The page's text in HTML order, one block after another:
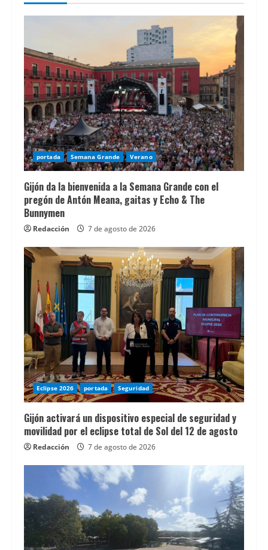
portada Semana Grande Verano
Gijón da la bienvenida a la Semana Grande con el
pregón de Antón Meana, gaitas y Echo & The
Bunnymen
Redacción 7 de agosto de 2026
Eclipse 2026 portada Seguridad
Gijón activará un dispositivo especial de seguridad y
movilidad por el eclipse total de Sol del 12 de agosto
Redacción 7 de agosto de 2026